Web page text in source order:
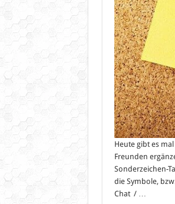
Heute gibt es
Freunden
Sonderzeichen-
die Symbole,
Chat / …